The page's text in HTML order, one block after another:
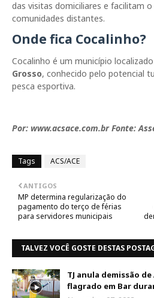
das visitas domiciliares e facilitam
comunidades distantes.
Onde fica Cocalinho?
Cocalinho é um município
Grosso, conhecido pelo potencial
pesca esportiva.
Por: www.acsace.com.br Fonte:
Tags ACS/ACE
ANTIGOS
MP determina regularização do
pagamento do terço de férias
para servidores municipais
TALVEZ VOCÊ GOSTE DESTAS
TJ anula demissão
flagrado em Bar